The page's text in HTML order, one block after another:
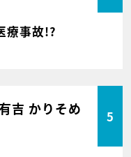
療事故!?
吉 かりそめ
5